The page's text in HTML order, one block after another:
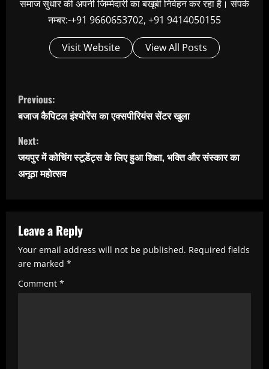
समाज सुधार की अपनी जिम्मेदारी का बखूबी निर्वहन कर रहा है। संपर्क
नम्बर:-+91 9660653702, +91 9414050155
Visit Website View All Posts
C
o
n
t
i
e
R
e
a
Previous:
बजाज कैपिटल इंश्योरेंस का एक्सपीरियंस सेंटर खुला
Next:
जयपुर में कोचिंग स्टूडेंट्स के लिए हुआ शिक्षा, भक्ति और संस्कार का
अनूठा महोत्सव
Leave a Reply
Your email address will not be published. Required fields
are marked *
Comment *